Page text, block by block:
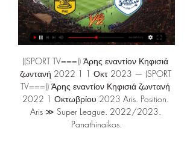
((SPORT TV===)) Άρης εναντίον Κηφισιά
ζωντανή 2022 1 1 Οκτ 2023 — (SPORT
TV===)) Άρης εναντίον Κηφισιά ζωντανή
2022 1 Οκτωβρίου 2023 Aris. Position.
Aris ≫ Super League. 2022/2023.
Panathinaikos.